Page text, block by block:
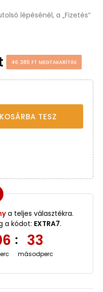
lépésénél, a „Fizetés“
46 385 FT MEGTAKARÍTÁS
KOSÁRBA TESZ
a teljes választékra.
a kódot: EXTRA7.
: 32
másodperc